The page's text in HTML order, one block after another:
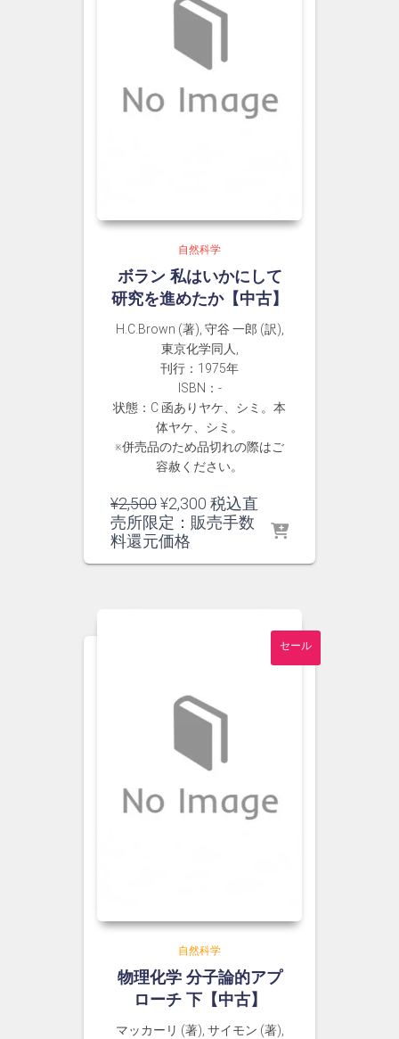
自然科学
ボラン 私はいかにして
研究を進めたか【中古】
H.C.Brown (著), 守谷 一郎 (訳),
東京化学同人,
刊行：1975年
ISBN：-
状態：C 函ありヤケ、シミ。本
体ヤケ、シミ。
※併売品のため品切れの際はご
容赦ください。
¥2,500元
の
価
¥2,300 現
在
税込直
売所限定：販売手数
料還元価格
セール
自然科学
物理化学 分子論的アプ
ローチ 下【中古】
マッカーリ (著), サイモン (著),